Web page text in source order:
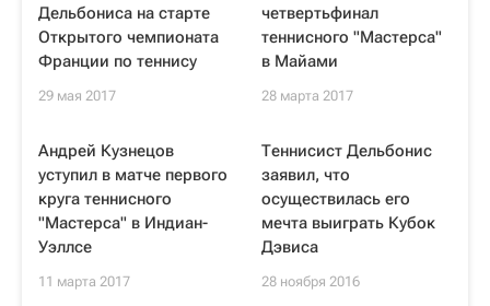
Дельбониса на старте
Открытого чемпионата
Франции по теннису
29 мая 2017
четвертьфинал
теннисного "Мастерса"
в Майами
28 марта 2017
Андрей Кузнецов
уступил в матче первого
круга теннисного
"Мастерса" в Индиан-
Уэллсе
11 марта 2017
Теннисист Дельбонис
заявил, что
осуществилась его
мечта выиграть Кубок
Дэвиса
28 ноября 2016